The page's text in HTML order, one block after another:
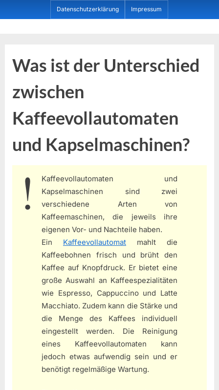
to
Datenschutzerklärung Impressum
Was ist der Unterschied
zwischen
Kaffeevollautomaten
und Kapselmaschinen?
Kaffeevollautomaten und
Kapselmaschinen sind zwei
verschiedene Arten von
Kaffeemaschinen, die jeweils ihre
eigenen Vor- und Nachteile haben.
Ein Kaffeevollautomat mahlt die
Kaffeebohnen frisch und brüht den
Kaffee auf Knopfdruck. Er bietet eine
große Auswahl an Kaffeespezialitäten
wie Espresso, Cappuccino und Latte
Macchiato. Zudem kann die Stärke und
die Menge des Kaffees individuell
eingestellt werden. Die Reinigung
eines Kaffeevollautomaten kann
jedoch etwas aufwendig sein und er
benötigt regelmäßige Wartung.